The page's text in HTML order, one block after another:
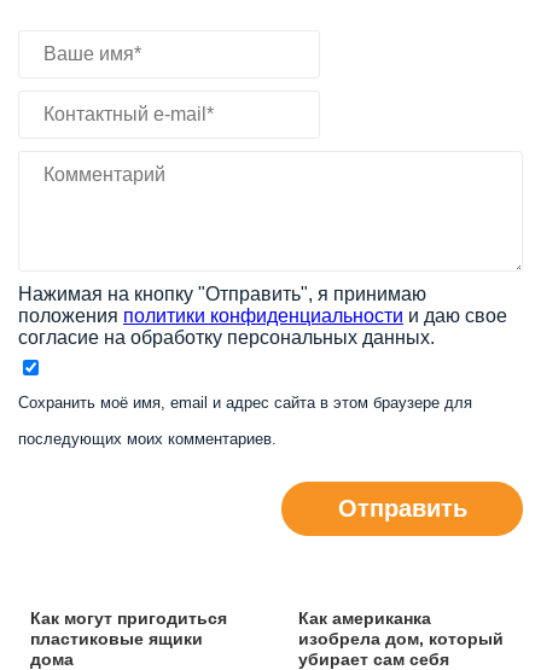
Нажимая на кнопку "Отправить", я принимаю
положения политики конфиденциальности и даю свое
согласие на обработку персональных данных.
Сохранить моё имя, email и адрес сайта в этом браузере для
последующих моих комментариев.
Отправить
Как могут пригодиться
пластиковые ящики
дома
Как американка
изобрела дом, который
убирает сам себя